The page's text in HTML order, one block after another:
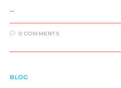
…
0 COMMENTS
BLOG